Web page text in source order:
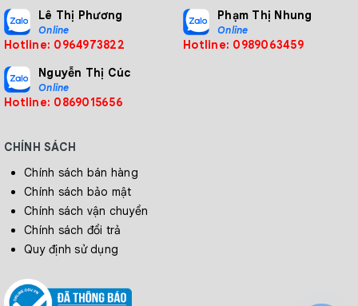
(Đơn vị đo: mm)
Lê Thị Phương
Online
Hotline: 0964973822
Phạm Thị Nhung
Online
Hotline: 0989063459
Nguyễn Thị Cúc
Online
Hotline: 0869015656
CHÍNH SÁCH
Chính sách bán hàng
Chính sách bảo mật
Chính sách vận chuyển
Chính sách đổi trả
Quy định sử dụng